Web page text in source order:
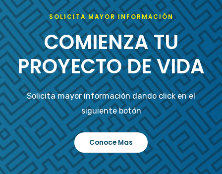
SOLICITA MAYOR INFORMACIÓN
COMIENZA TU
PROYECTO DE VIDA
Solicita mayor información dando click en el
siguiente botón
Conoce Mas